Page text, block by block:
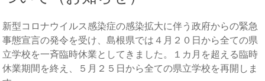
新型コロナウイルス感染症の感染拡大に伴う政府からの緊急
事態宣言の発令を受け、島根県では４月２０日から全ての県
立学校を一斉臨時休業としてきました。１カ月を超える臨時
休業期間を終え、５月２５日から全ての県立学校を再開しま